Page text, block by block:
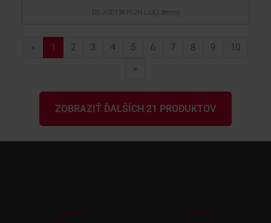
DS-2CD1367G2H-LIU(2.8mm)
« 1 2 3 4 5 6 7 8 9
10
»
ZOBRAZIŤ ĎALŠÍCH 21 PRODUKTOV